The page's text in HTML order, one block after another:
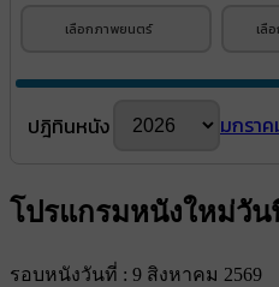
เลือกภาพยนตร์ เลื
ปฎิทินหนัง มกรา
โปรแกรมหนังใหม่วั
รอบหนังวันที่ : 9 สิงหาคม 2569